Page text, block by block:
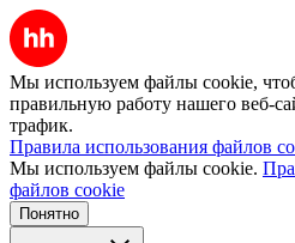
Мы используем файлы cookie,
правильную работу нашего веб-
трафик.
Правила использования файлов
Мы используем файлы cookie.
файлов cookie
Понятно